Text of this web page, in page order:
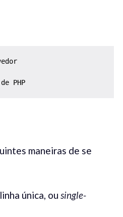
PHP
maneiras de se
única, ou single-